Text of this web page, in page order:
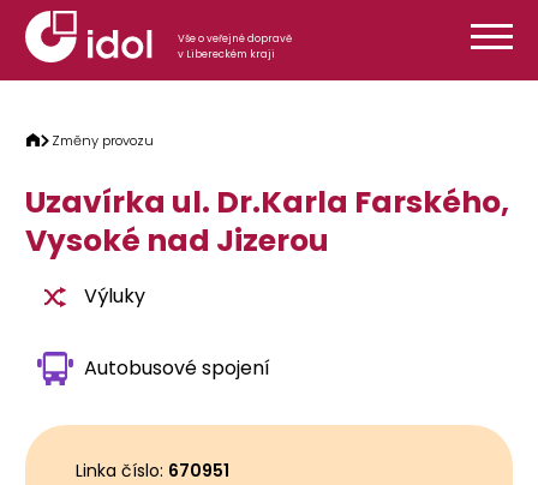
Přeskočit na obsah
Vše o veřejné dopravě
v Libereckém kraji
Změny provozu
Uzavírka ul. Dr.Karla Farského,
Vysoké nad Jizerou
Výluky
Autobusové spojení
Linka číslo: 670951